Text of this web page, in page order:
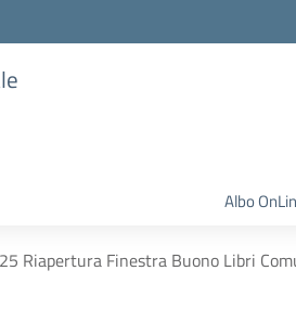
Albo
Riapertura Finestra Buono Libri